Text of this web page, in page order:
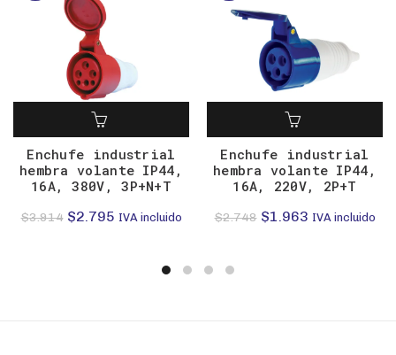
Enchufe industrial
hembra volante IP44,
16A, 380V, 3P+N+T
$3.914 El
$2.795ElIVA incluido
Enchufe industrial
hembra volante IP44,
16A, 220V, 2P+T
$2.748 El
$1.963ElIVA incluido